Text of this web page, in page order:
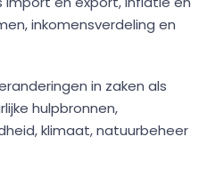
inkomensverdeling en
in zaken als
hulpbronnen,
klimaat, natuurbeheer